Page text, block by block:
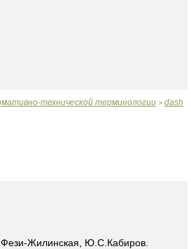
технической терминологии > dash
Жилинская, Ю.С.Кабиров.